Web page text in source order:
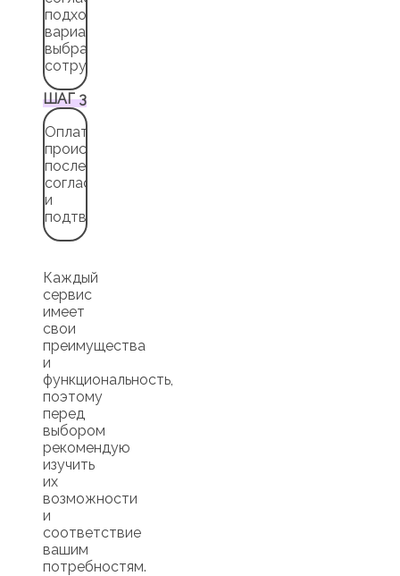
подходящие
варианты,
выбранные
сотрудниками
ШАГ 3
Оплата
происходит
после
согласования
и
подтверждения
Каждый
сервис
имеет
свои
преимущества
и
функциональность,
поэтому
перед
выбором
рекомендую
изучить
их
возможности
и
соответствие
вашим
потребностям.